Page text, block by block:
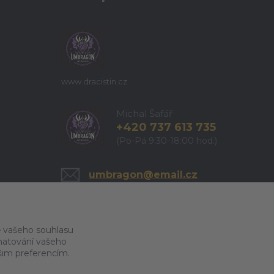
www.dracistin.cz
Michal Šafář
+420 737 613 735
(Po-Pá 9:30-18:00 hod.)
umbragon@email.cz
souhlasu
vašeho
preferencím.